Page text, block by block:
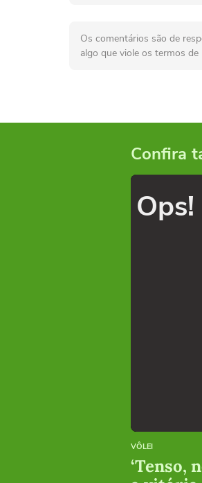
Os comentários são de
algo que viole os termos de
Confira
Ops!
VÔLEI
‘Tenso,